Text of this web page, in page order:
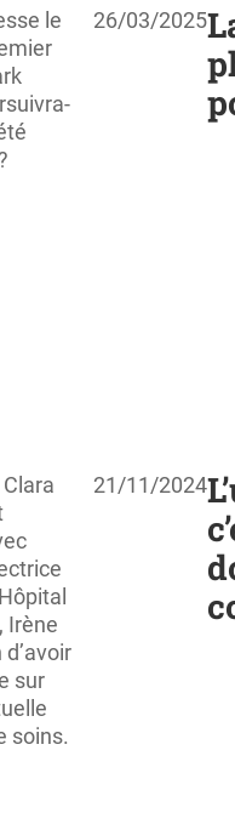
le
26/03/2025
Irène
sur
soins.
21/11/2024